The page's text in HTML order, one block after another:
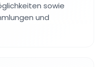
sowie
und